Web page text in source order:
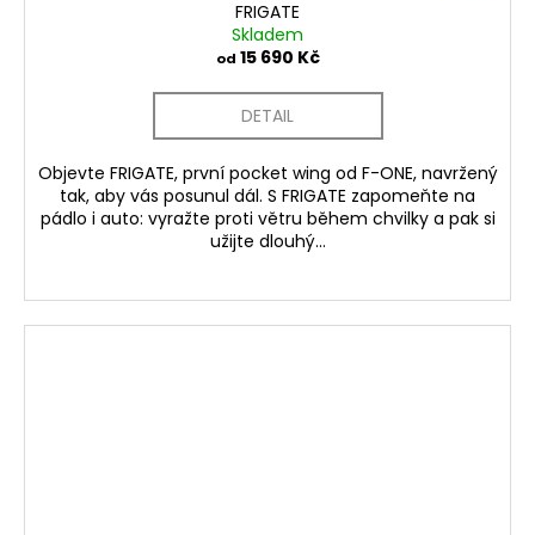
FRIGATE
Skladem
od 15 690 Kč
DETAIL
Objevte FRIGATE, první pocket wing od F-ONE, navržený
tak, aby vás posunul dál. S FRIGATE zapomeňte na
pádlo i auto: vyražte proti větru během chvilky a pak si
užijte dlouhý...